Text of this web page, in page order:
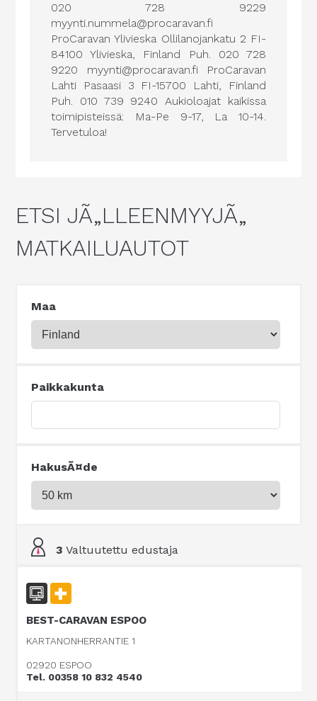
020 728 9229
myynti.nummela@procaravan.fi
ProCaravan Ylivieska Ollilanojankatu 2 FI-
84100 Ylivieska, Finland Puh. 020 728
9220 myynti@procaravan.fi ProCaravan
Lahti Pasaasi 3 FI-15700 Lahti, Finland
Puh. 010 739 9240 Aukioloajat kaikissa
toimipisteissä: Ma-Pe 9-17, La 10-14.
Tervetuloa!
ETSI JÃ„LLEENMYYJÃ„
MATKAILUAUTOT
Maa
Paikkakunta
HakusÃ¤de
3 Valtuutettu edustaja
BEST-CARAVAN ESPOO
KARTANONHERRANTIE 1
02920 ESPOO
Tel. 00358 10 832 4540